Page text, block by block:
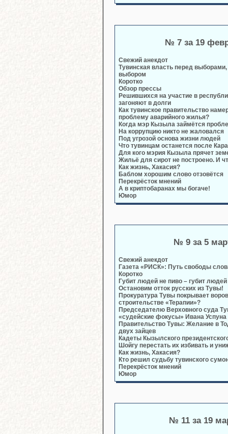
№ 7 за 19
Свежий анекдот
Тувинская власть перед
выбором
Коротко
Обзор прессы
Решившихся на участие в
загоняют в долги
Как тувинское правительство
проблему аварийного жилья?
Когда мэр Кызыла займётся
На коррупцию никто не жаловался
Под угрозой основа жизни людей
Что тувинцам останется после
Для кого мэрия Кызыла прячет
Жильё для сирот не построено. И
Как жизнь, Хакасия?
Баблом хорошим слово отзовётся
Перекрёсток мнений
А в криптобаранах мы богаче!
Юмор
№ 9 за 5
Свежий анекдот
Газета «РИСК»: Путь свободы
Коротко
Губит людей не пиво – губит людей
Остановим отток русских из Тувы!
Прокуратура Тувы покрывает
строительстве «Терапии»?
Председателю Верховного суда
«судейские фокусы» Ивана Успуна
Правительство Тувы: Желание в
двух зайцев
Кадеты Кызылского
Шойгу перестать их избивать и
Как жизнь, Хакасия?
Кто решил судьбу тувинского
Перекрёсток мнений
Юмор
№ 11 за 19